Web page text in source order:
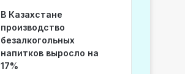
В Казахстане
производство
безалкогольных
напитков выросло на
17%